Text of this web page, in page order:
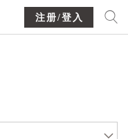
注册/登入